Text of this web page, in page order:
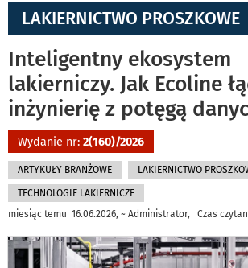
LAKIERNICTWO PROSZKOWE
Inteligentny ekosystem
lakierniczy. Jak Ecoline
inżynierię z potęgą
Wydanie nr: 2(160)/2026
ARTYKUŁY BRANŻOWE LAKIERNICTWO
TECHNOLOGIE LAKIERNICZE
miesiąc temu 16.06.2026, ~ Administrator, Czas